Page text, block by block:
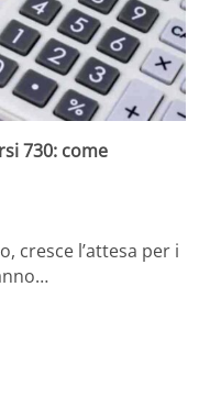
730: come
cresce l’attesa per i